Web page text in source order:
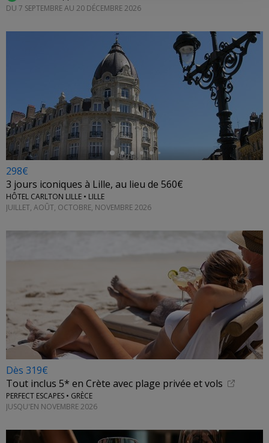
DU 7 SEPTEMBRE AU 20 DÉCEMBRE 2026
298€
3 jours iconiques à Lille, au lieu de 560€
HÔTEL CARLTON LILLE • LILLE
JUILLET, AOÛT, OCTOBRE, NOVEMBRE 2026
Dès 319€
Tout inclus 5* en Crète avec plage privée et vols
PERFECT ESCAPES • GRÈCE
JUSQU'EN NOVEMBRE 2026